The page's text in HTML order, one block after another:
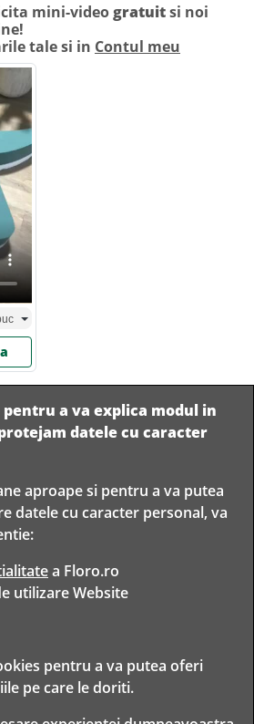
mini-video gratuitsi noi
tale si in Contul meu
Livram in
orice
Romania
Garantam
2020 Toate drepturile rezervate
a va explica modul in
datele cu caracter
aproape si pentru a va putea
datele cu caracter personal, va
a Floro.ro
utilizare Website
pentru a va putea oferi
pe care le doriti.